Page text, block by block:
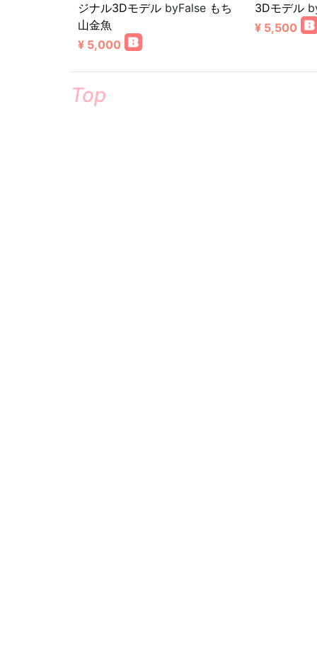
ジナル3Dモデル byFalse もち
山金魚
¥ 5,000
3Dモデル
¥ 5,500
Top